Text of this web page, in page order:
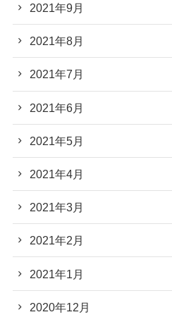
2021年9月
2021年8月
2021年7月
2021年6月
2021年5月
2021年4月
2021年3月
2021年2月
2021年1月
2020年12月